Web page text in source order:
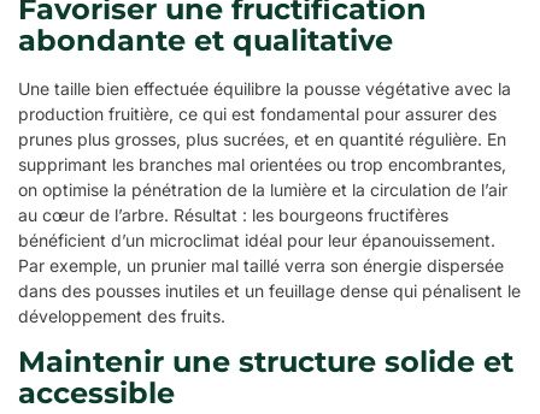
Favoriser une fructification
abondante et qualitative
Une taille bien effectuée équilibre la pousse végétative avec la
production fruitière, ce qui est fondamental pour assurer des
prunes plus grosses, plus sucrées, et en quantité régulière. En
supprimant les branches mal orientées ou trop encombrantes,
on optimise la pénétration de la lumière et la circulation de l’air
au cœur de l’arbre. Résultat : les bourgeons fructifères
bénéficient d’un microclimat idéal pour leur épanouissement.
Par exemple, un prunier mal taillé verra son énergie dispersée
dans des pousses inutiles et un feuillage dense qui pénalisent le
développement des fruits.
Maintenir une structure solide et
accessible